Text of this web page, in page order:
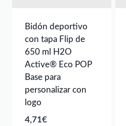
Bidón deportivo
con tapa Flip de
650 ml H2O
Active® Eco POP
Base para
personalizar con
logo
4,71€